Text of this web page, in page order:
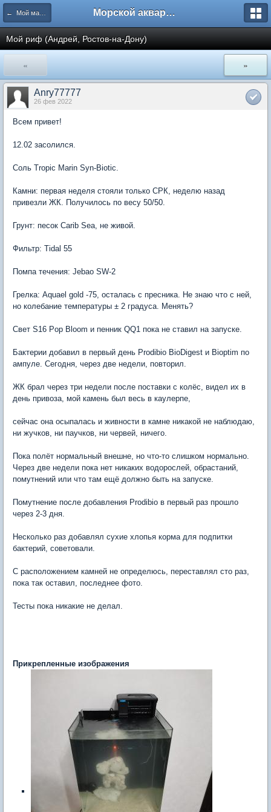
← Мой маленький морской аквариум Морской аквариум. Форумы ReefCentral.ru
Мой риф (Андрей, Ростов-на-Дону)
« »
Anry77777
26 фев 2022
Всем привет!
12.02 засолился.
Соль Tropic Marin Syn-Biotic.
Камни: первая неделя стояли только СРК, неделю назад
привезли ЖК. Получилось по весу 50/50.
Грунт: песок Carib Sea, не живой.
Фильтр: Tidal 55
Помпа течения: Jebao SW-2
Грелка: Aquael gold -75, осталась с пресника. Не знаю что с ней,
но колебание температуры ± 2 градуса. Менять?
Свет S16 Pop Bloom и пенник QQ1 пока не ставил на запуске.
Бактерии добавил в первый день Prodibio BioDigest и Bioptim по
ампуле. Сегодня, через две недели, повторил.
ЖК брал через три недели после поставки с колёс, видел их в
день привоза, мой камень был весь в каулерпе,
сейчас она осыпалась и живности в камне никакой не наблюдаю,
ни жучков, ни паучков, ни червей, ничего.
Пока полёт нормальный внешне, но что-то слишком нормально.
Через две недели пока нет никаких водорослей, обрастаний,
помутнений или что там ещё должно быть на запуске.
Помутнение после добавления Prodibio в первый раз прошло
через 2-3 дня.
Несколько раз добавлял сухие хлопья корма для подпитки
бактерий, советовали.
С расположением камней не определюсь, переставлял сто раз,
пока так оставил, последнее фото.
Тесты пока никакие не делал.
Прикрепленные изображения